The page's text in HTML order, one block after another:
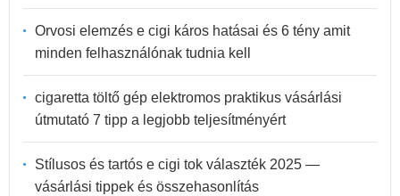
Orvosi elemzés e cigi káros hatásai és 6 tény amit
minden felhasználónak tudnia kell
cigaretta töltő gép elektromos praktikus vásárlási
útmutató 7 tipp a legjobb teljesítményért
Stílusos és tartós e cigi tok választék 2025 —
vásárlási tippek és összehasonlítás